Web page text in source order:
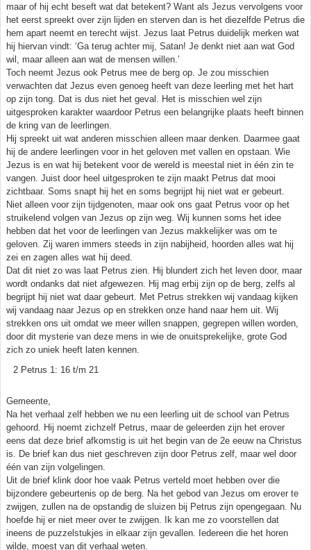
maar of hij echt beseft wat dat betekent? Want als Jezus vervolgens voor
het eerst spreekt over zijn lijden en sterven dan is het diezelfde Petrus die
hem apart neemt en terecht wijst. Jezus laat Petrus duidelijk merken wat
hij hiervan vindt: ‘Ga terug achter mij, Satan! Je denkt niet aan wat God
wil, maar alleen aan wat de mensen willen.’
Toch neemt Jezus ook Petrus mee de berg op. Je zou misschien
verwachten dat Jezus even genoeg heeft van deze leerling met het hart
op zijn tong. Dat is dus niet het geval. Het is misschien wel zijn
uitgesproken karakter waardoor Petrus een belangrijke plaats heeft binnen
de kring van de leerlingen.
Hij spreekt uit wat anderen misschien alleen maar denken. Daarmee gaat
hij de andere leerlingen voor in het geloven met vallen en opstaan. Wie
Jezus is en wat hij betekent voor de wereld is meestal niet in één zin te
vangen. Juist door heel uitgesproken te zijn maakt Petrus dat mooi
zichtbaar. Soms snapt hij het en soms begrijpt hij niet wat er gebeurt.
Niet alleen voor zijn tijdgenoten, maar ook ons gaat Petrus voor op het
struikelend volgen van Jezus op zijn weg. Wij kunnen soms het idee
hebben dat het voor de leerlingen van Jezus makkelijker was om te
geloven. Zij waren immers steeds in zijn nabijheid, hoorden alles wat hij
zei en zagen alles wat hij deed.
Dat dit niet zo was laat Petrus zien. Hij blundert zich het leven door, maar
wordt ondanks dat niet afgewezen. Hij mag erbij zijn op de berg, zelfs al
begrijpt hij niet wat daar gebeurt. Met Petrus strekken wij vandaag kijken
wij vandaag naar Jezus op en strekken onze hand naar hem uit. Wij
strekken ons uit omdat we meer willen snappen, gegrepen willen worden,
door dit mysterie van deze mens in wie de onuitsprekelijke, grote God
zich zo uniek heeft laten kennen.
2 Petrus 1: 16 t/m 21
Gemeente,
Na het verhaal zelf hebben we nu een leerling uit de school van Petrus
gehoord. Hij noemt zichzelf Petrus, maar de geleerden zijn het erover
eens dat deze brief afkomstig is uit het begin van de 2e eeuw na Christus
is. De brief kan dus niet geschreven zijn door Petrus zelf, maar wel door
één van zijn volgelingen.
Uit de brief klink door hoe vaak Petrus verteld moet hebben over die
bijzondere gebeurtenis op de berg. Na het gebod van Jezus om erover te
zwijgen, zullen na de opstandig de sluizen bij Petrus zijn opengegaan. Nu
hoefde hij er niet meer over te zwijgen. Ik kan me zo voorstellen dat
ineens de puzzelstukjes in elkaar zijn gevallen. Iedereen die het horen
wilde, moest van dit verhaal weten.